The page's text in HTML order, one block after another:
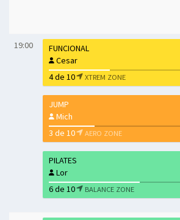
19:00
FUNCIONAL
Cesar
4 de 10
XTREM ZONE
JUMP
Mich
3 de 10
AERO ZONE
PILATES
Lor
6 de 10
BALANCE ZONE